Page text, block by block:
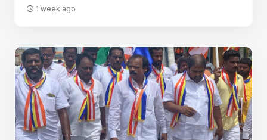
1 week ago